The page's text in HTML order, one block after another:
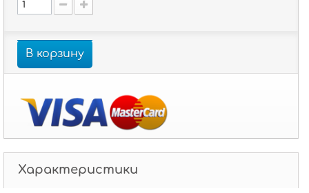
В корзину
Характеристики